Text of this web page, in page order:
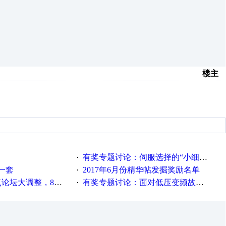
楼主
· 有奖专题讨论：伺服选择的“小细节大学问”奖励公告
套
·
2017年6月份精华帖发掘奖励名单
，8点服务器内存升级
· 有奖专题讨论：面对低压变频故障，老手是这样解决的！